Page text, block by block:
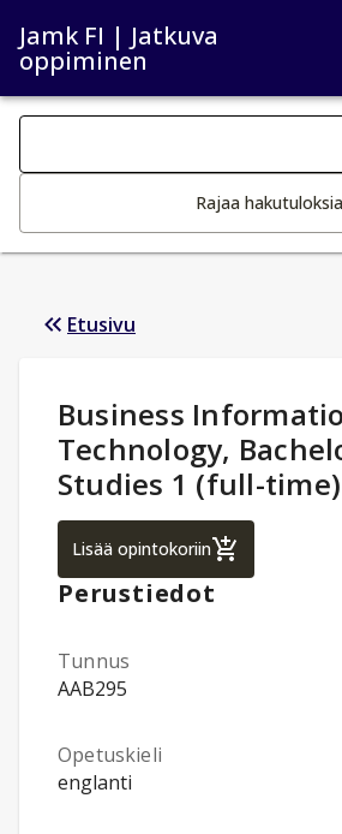
Jamk FI | Jatkuva
oppiminen
Haku kategoriat
Rajaa hakutuloksia
Etusivu
Opintotiedot:
Business
Technology,
Studies 1 (full-time)
Lisää opintokoriin
Business
Perustiedot
Tunnus
AAB295
Opetuskieli
englanti